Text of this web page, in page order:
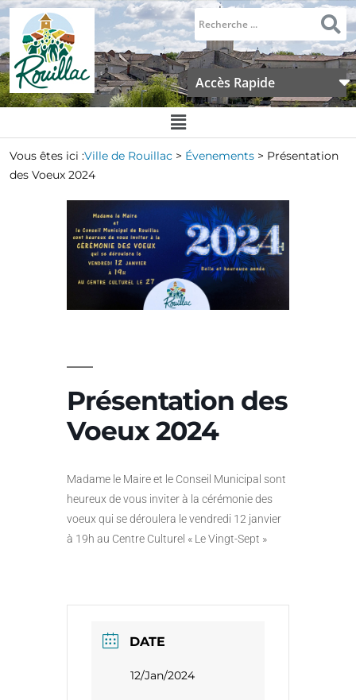
Accès Rapide
Vous êtes ici :Ville de Rouillac > Évenements > Présentation
des Voeux 2024
Présentation des
Voeux 2024
Madame le Maire et le Conseil Municipal sont
heureux de vous inviter à la cérémonie des
voeux qui se déroulera le vendredi 12 janvier
à 19h au Centre Culturel « Le Vingt-Sept »
DATE
12/Jan/2024